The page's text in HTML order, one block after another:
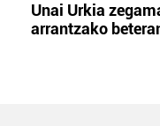
Unai Urkia
arrantzako